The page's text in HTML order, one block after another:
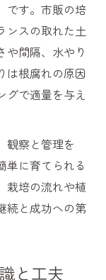
です。市販の培
ンスの取れた土
や間隔、水やり
は根腐れの原因
グで適量を与え
観察と管理を
単に育てられる
栽培の流れや植
続と成功への第
と工夫